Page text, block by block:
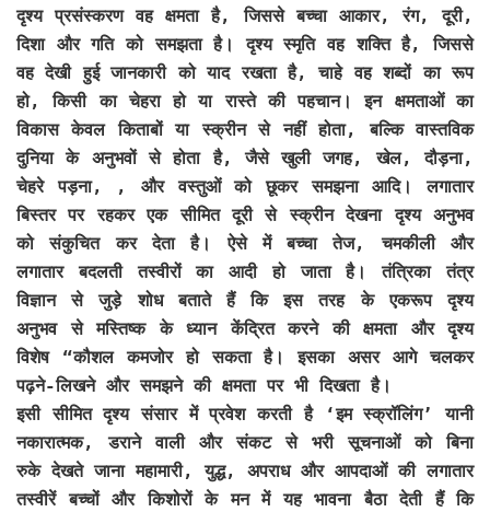
दृश्य प्रसंस्करण वह क्षमता है, जिससे बच्चा आकार, रंग, दूरी,
दिशा और गति को समझता है। दृश्य स्मृति वह शक्ति है, जिससे
वह देखी हुई जानकारी को याद रखता है, चाहे वह शब्दों का रूप
हो, किसी का चेहरा हो या रास्ते की पहचान। इन क्षमताओं का
विकास केवल किताबों या स्क्रीन से नहीं होता, बल्कि वास्तविक
दुनिया के अनुभवों से होता है, जैसे खुली जगह, खेल, दौड़ना,
चेहरे पड़ना, , और वस्तुओं को छूकर समझना आदि। लगातार
बिस्तर पर रहकर एक सीमित दूरी से स्क्रीन देखना दृश्य अनुभव
को संकुचित कर देता है। ऐसे में बच्चा तेज, चमकीली और
लगातार बदलती तस्वीरों का आदी हो जाता है। तंत्रिका तंत्र
विज्ञान से जुड़े शोध बताते हैं कि इस तरह के एकरूप दृश्य
अनुभव से मस्तिष्क के ध्यान केंद्रित करने की क्षमता और दृश्य
विशेष “कौशल कमजोर हो सकता है। इसका असर आगे चलकर
पढ़ने-लिखने और समझने की क्षमता पर भी दिखता है।
इसी सीमित दृश्य संसार में प्रवेश करती है ‘इम स्क्रॉलिंग’ यानी
नकारात्मक, डराने वाली और संकट से भरी सूचनाओं को बिना
रुके देखते जाना महामारी, युद्ध, अपराध और आपदाओं की लगातार
तस्वीरें बच्चों और किशोरों के मन में यह भावना बैठा देती हैं कि